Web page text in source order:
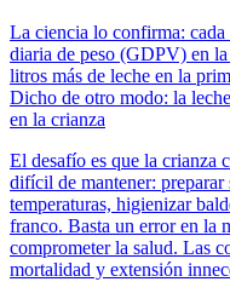
La ciencia lo confirma: cada
diaria de peso (GDPV) en
litros más de leche en la
Dicho de otro modo: la
en la crianza
El desafío es que la crianza
difícil de mantener:
temperaturas, higienizar
franco. Basta un error en la
comprometer la salud. Las
mortalidad y extensión